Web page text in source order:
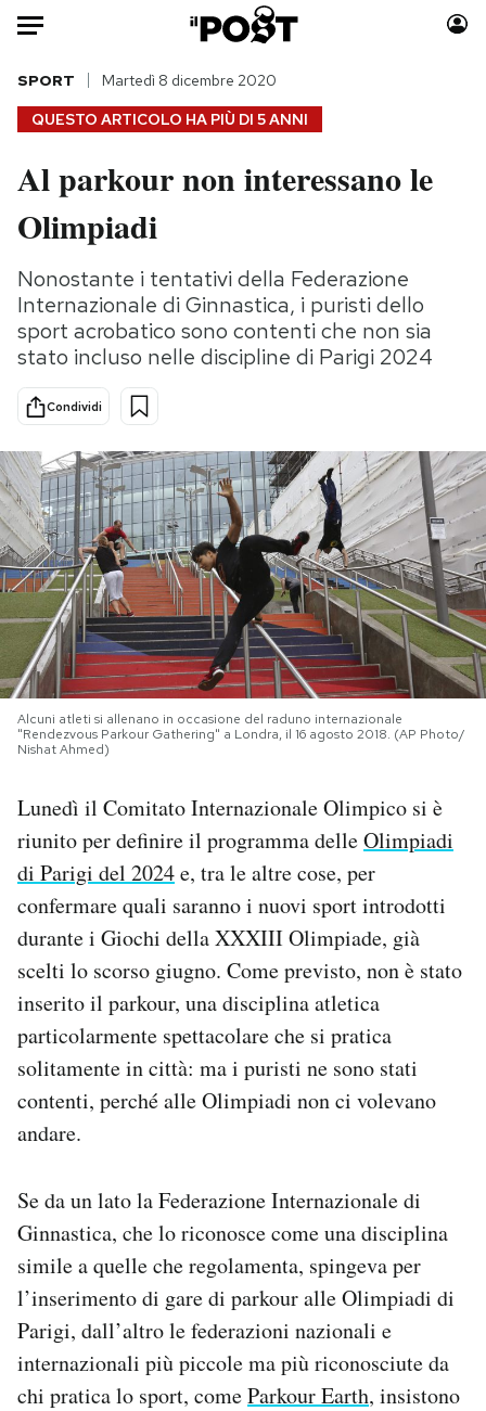
Auto
HOME
Italia
Politica
Tecnologia
Internet
Scienza
Cultura
Economia
Moda
Storie/Idee
Ok Boomer!
Media
Europa
PODCAST
NEWSLETTER
I MIEI PREFERITI
SHOP
CALENDARIO
AREA PERSONALE
Area Personale
Newsletter
Notifiche mobile
Regala il Post
Hai bisogno di aiuto?
Esci
QUESTO ARTICOLO HA PIÙ DI 5 ANNI
SPORT Martedì 8 dicembre 2020
Al parkour non interessano le
Olimpiadi
Nonostante i tentativi della Federazione
Internazionale di Ginnastica, i puristi dello
sport acrobatico sono contenti che non sia
stato incluso nelle discipline di Parigi 2024
Condividi
Alcuni atleti si allenano in occasione del raduno internazionale
"Rendezvous Parkour Gathering" a Londra, il 16 agosto 2018. (AP Photo/
Nishat Ahmed)
Lunedì il Comitato Internazionale Olimpico si è
riunito per definire il programma delleOlimpiadi
di Parigi del 2024e, tra le altre cose, per
confermare quali saranno i nuovi sport introdotti
durante i Giochi della XXXIII Olimpiade, già
scelti lo scorso giugno. Come previsto, non è stato
inserito il parkour, una disciplina atletica
particolarmente spettacolare che si pratica
solitamente in città: ma i puristi ne sono stati
contenti, perché alle Olimpiadi non ci volevano
andare.
Se da un lato la Federazione Internazionale di
Ginnastica, che lo riconosce come una disciplina
simile a quelle che regolamenta, spingeva per
l’inserimento di gare di parkour alle Olimpiadi di
Parigi, dall’altro le federazioni nazionali e
internazionali più piccole ma più riconosciute da
chi pratica lo sport, comeParkour Earth, insistono